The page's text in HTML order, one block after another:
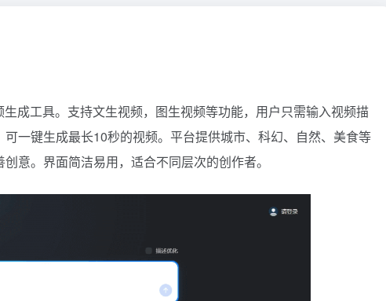
成工具。支持文生视频，图生视频等功能，用户只需输入视频描
一键生成最长10秒的视频。平台提供城市、科幻、自然、美食等
意。界面简洁易用，适合不同层次的创作者。